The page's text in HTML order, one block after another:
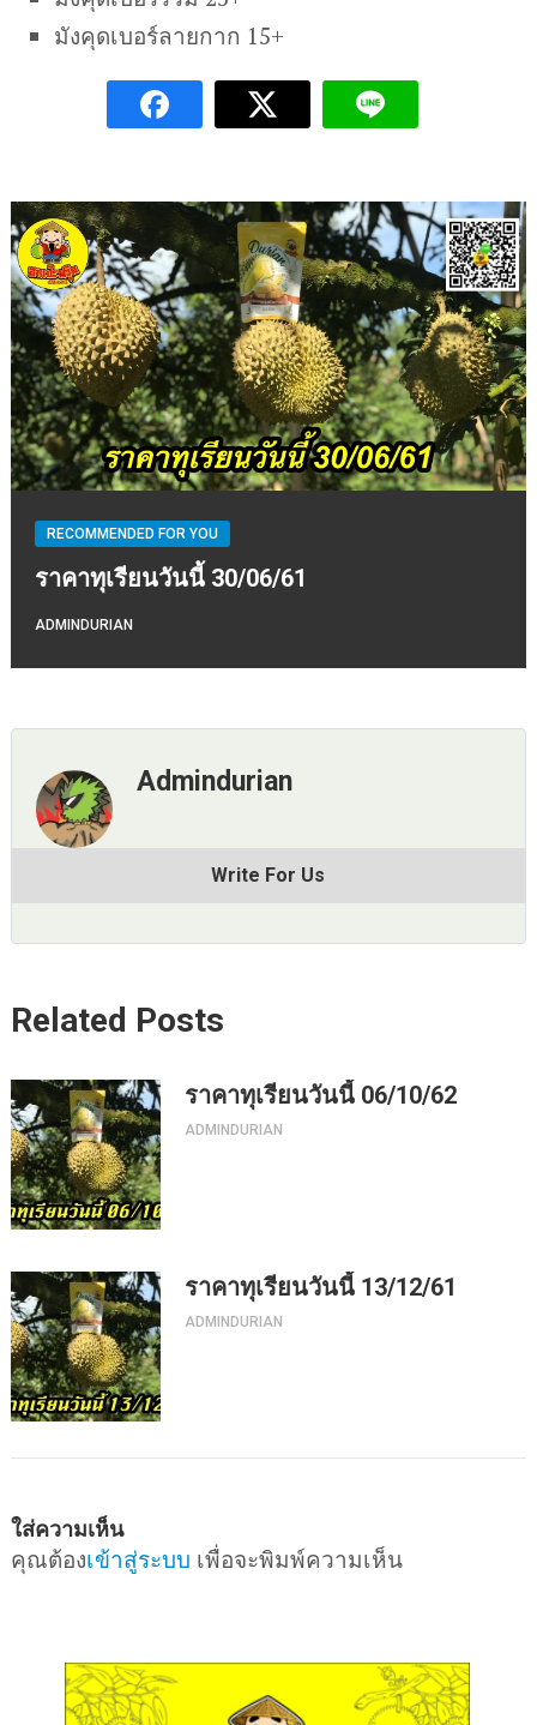
มังคุดเบอร์ลายกาก 15+
RECOMMENDED FOR YOU
ราคาทุเรียนวันนี้ 30/06/61
ADMINDURIAN
Admindurian
Write For Us
Related Posts
ราคาทุเรียนวันนี้ 06/10/62
ADMINDURIAN
ราคาทุเรียนวันนี้ 13/12/61
ADMINDURIAN
ใส่ความเห็น
คุณต้องเข้าสู่ระบบ เพื่อจะพิมพ์ความเห็น